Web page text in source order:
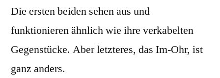
Die ersten beiden sehen aus und
funktionieren ähnlich wie ihre verkabelten
Gegenstücke. Aber letzteres, das Im-Ohr, ist
ganz anders.